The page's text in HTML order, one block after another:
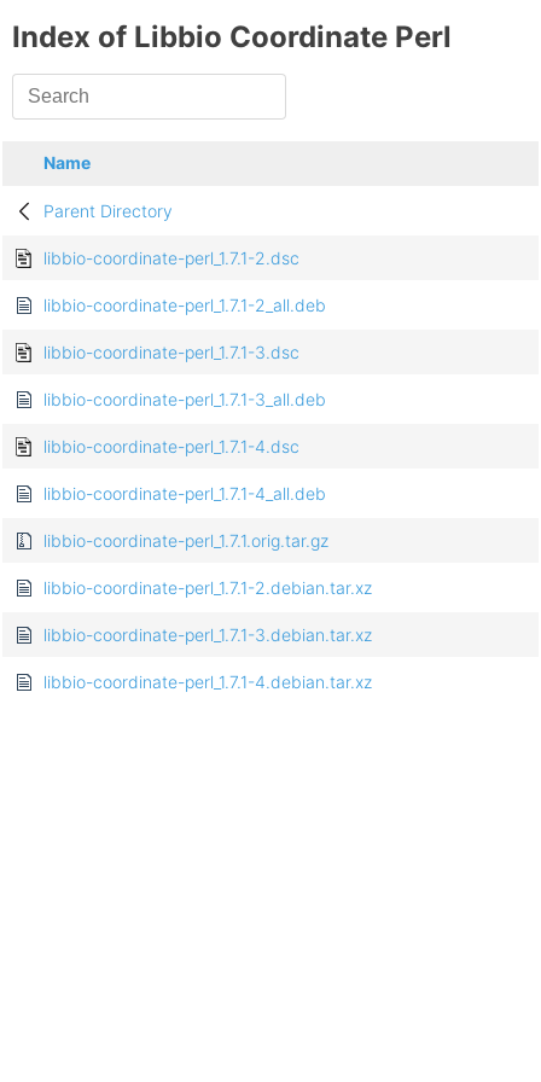
Index of Libbio Coordinate Perl
Name
Parent Directory
libbio-coordinate-perl_1.7.1-2.dsc
libbio-coordinate-perl_1.7.1-2_all.deb
libbio-coordinate-perl_1.7.1-3.dsc
libbio-coordinate-perl_1.7.1-3_all.deb
libbio-coordinate-perl_1.7.1-4.dsc
libbio-coordinate-perl_1.7.1-4_all.deb
libbio-coordinate-perl_1.7.1.orig.tar.gz
libbio-coordinate-perl_1.7.1-2.debian.tar.xz
libbio-coordinate-perl_1.7.1-3.debian.tar.xz
libbio-coordinate-perl_1.7.1-4.debian.tar.xz